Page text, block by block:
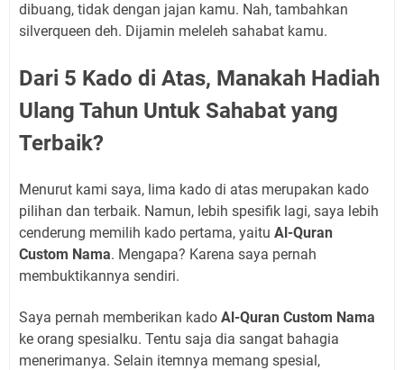
dibuang, tidak dengan jajan kamu. Nah, tambahkan
silverqueen deh. Dijamin meleleh sahabat kamu.
Dari 5 Kado di Atas, Manakah Hadiah
Ulang Tahun Untuk Sahabat yang
Terbaik?
Menurut kami saya, lima kado di atas merupakan kado
pilihan dan terbaik. Namun, lebih spesifik lagi, saya lebih
cenderung memilih kado pertama, yaitu Al-Quran
Custom Nama. Mengapa? Karena saya pernah
membuktikannya sendiri.
Saya pernah memberikan kado Al-Quran Custom Nama
ke orang spesialku. Tentu saja dia sangat bahagia
menerimanya. Selain itemnya memang spesial,